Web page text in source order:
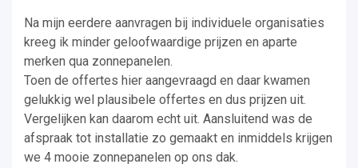
Na mijn eerdere aanvragen bij individuele organisaties
kreeg ik minder geloofwaardige prijzen en aparte
merken qua zonnepanelen.
Toen de offertes hier aangevraagd en daar kwamen
gelukkig wel plausibele offertes en dus prijzen uit.
Vergelijken kan daarom echt uit. Aansluitend was de
afspraak tot installatie zo gemaakt en inmiddels krijgen
we 4 mooie zonnepanelen op ons dak.